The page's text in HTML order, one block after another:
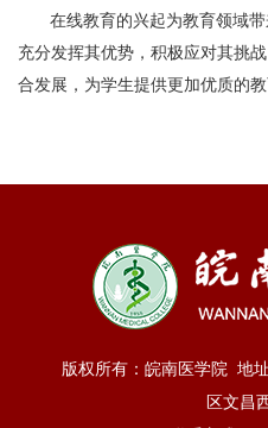
在线教育的兴起为教育领域
充分发挥其优势，积极应对其挑
合发展，为学生提供更加优质的教
版权所有：皖南医学院 地
区文昌